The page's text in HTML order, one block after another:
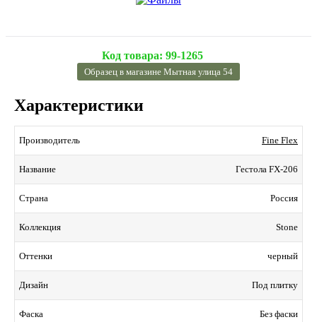
Код товара: 99-1265
Образец в магазине Мытная улица 54
Характеристики
Производитель Fine Flex
Название Гестола FX-206
Страна Россия
Коллекция Stone
Оттенки черный
Дизайн Под плитку
Фаска Без фаски